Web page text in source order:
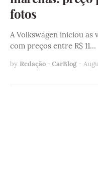
fotos
A Volkswagen iniciou as
com preços entre R$ 11…
by Redação - CarBlog -